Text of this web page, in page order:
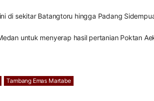
di sekitar Batangtoru hingga Padang
untuk menyerap hasil pertanian Poktan
Tambang Emas Martabe